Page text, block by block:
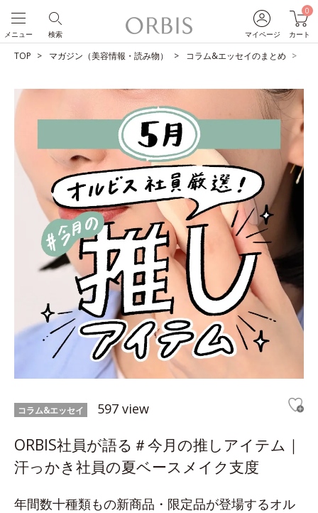
マイページ
0
カート
検索
メニュー
TOP マガジン（美容情報・読み物） コラム&エッセイのまとめ
コラム&エッセイ 597 view
ORBIS社員が語る＃今月の推しアイテム｜
汗っかき社員の夏ベースメイク支度
年間数十種類もの新商品・限定品が登場するオル